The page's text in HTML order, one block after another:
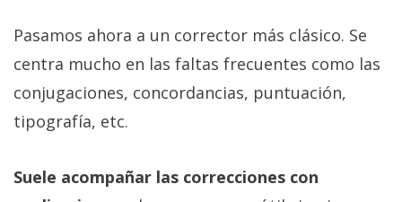
Pasamos ahora a un corrector más clásico. Se
centra mucho en las faltas frecuentes como las
conjugaciones, concordancias, puntuación,
tipografía, etc.
Suele acompañar las correcciones con